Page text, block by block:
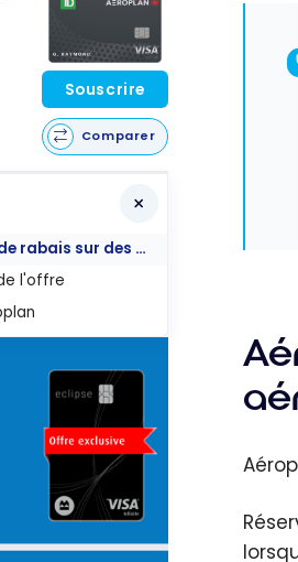
Souscrire
Comparer
Offre jusqu'à 25% de rabais sur des primes aériennes
l'offre